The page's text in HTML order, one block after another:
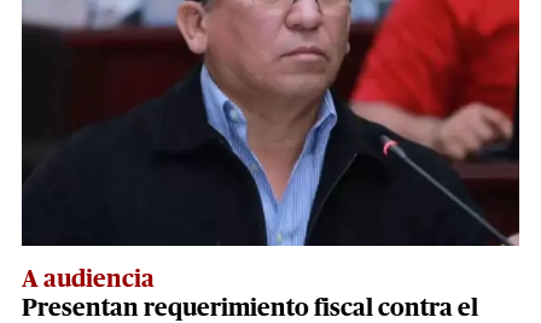
A audiencia
Presentan requerimiento fiscal contra el